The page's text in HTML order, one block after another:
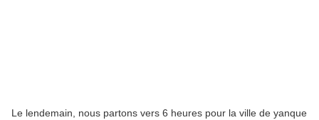
Le lendemain, nous partons vers 6 heures pour la ville de yanque